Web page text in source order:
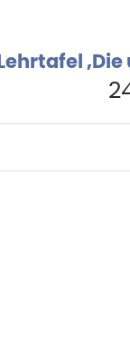
Lehrtafel